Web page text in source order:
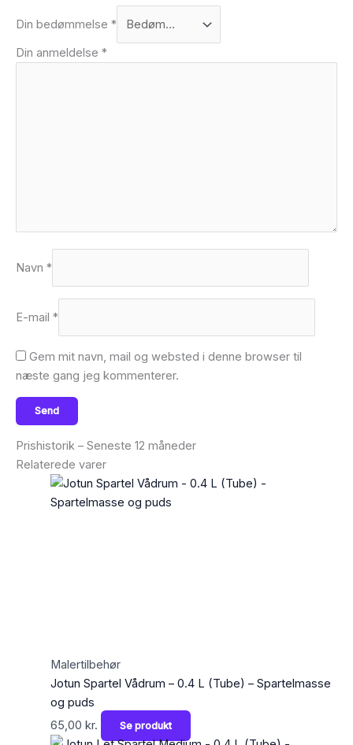
Din bedømmelse *
Din anmeldelse *
Navn *
E-mail *
Gem mit navn, mail og websted i denne browser til
næste gang jeg kommenterer.
Prishistorik – Seneste 12 måneder
Relaterede varer
Malertilbehør
Jotun Spartel Vådrum – 0.4 L (Tube) – Spartelmasse
og puds
65,00 kr. Se produkt